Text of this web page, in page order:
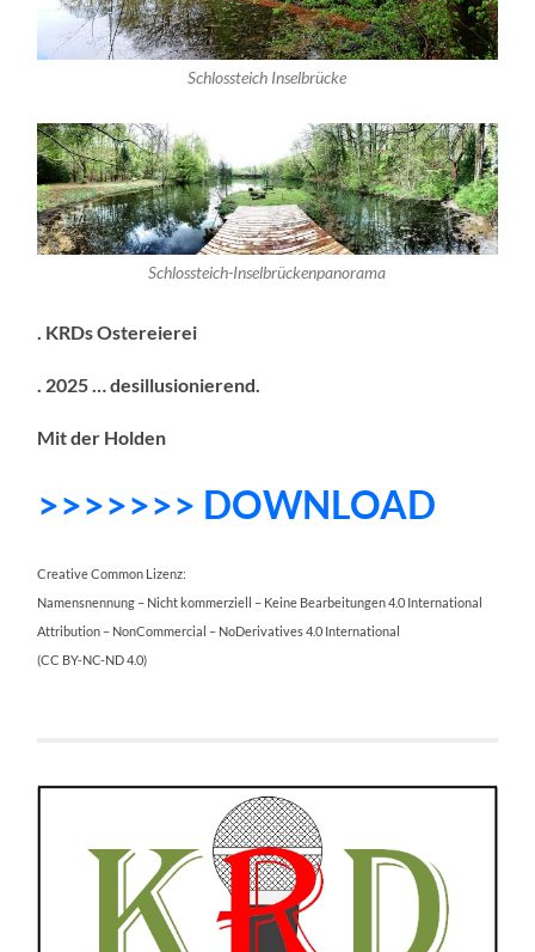
Schlossteich Inselbrücke
Schlossteich-Inselbrückenpanorama
. KRDs Ostereierei
. 2025 … desillusionierend.
Mit der Holden
>>>>>>> DOWNLOAD
Creative Common Lizenz:
Namensnennung – Nicht kommerziell – Keine Bearbeitungen 4.0 International
Attribution – NonCommercial – NoDerivatives 4.0 International
(CC BY-NC-ND 4.0)